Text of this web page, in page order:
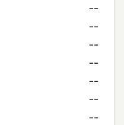
--
--
--
--
--
--
--